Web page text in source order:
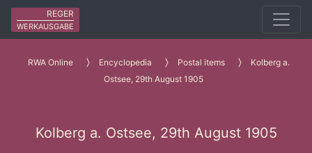
REGER
WERKAUSGABE
RWA Online Encyclopedia Postal items
Kolberg a.
Ostsee, 29th August 1905
Kolberg a. Ostsee, 29th August 1905